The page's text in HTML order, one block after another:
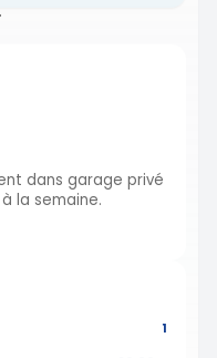
dans garage privé
la semaine.
1